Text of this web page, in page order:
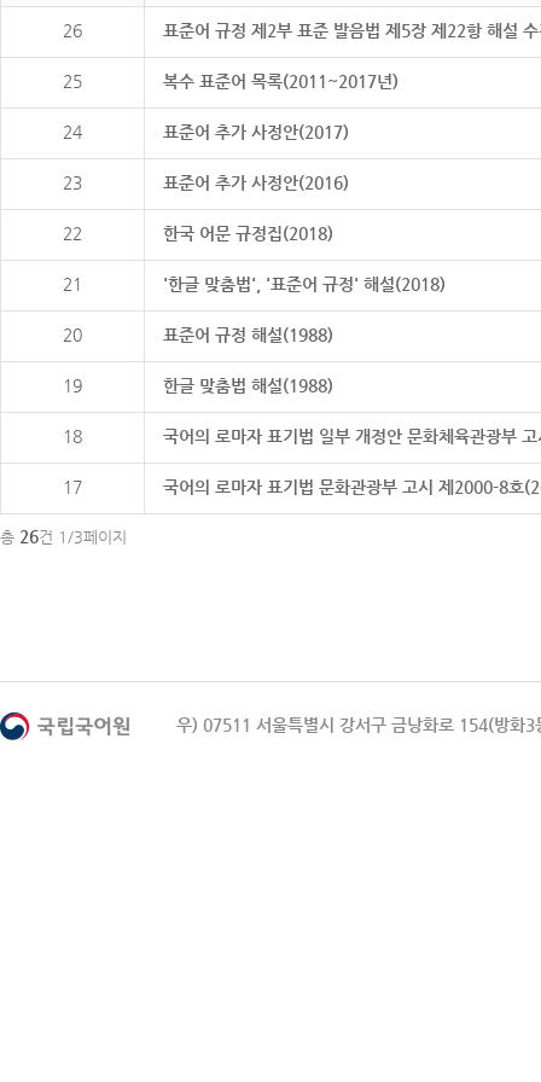
26 표준어 규정 제2부 표준 발음법 제5장 제22항 해설
25 복수 표준어 목록(2011~2017년)
24 표준어 추가 사정안(2017)
23 표준어 추가 사정안(2016)
22 한국 어문 규정집(2018)
21 '한글 맞춤법', '표준어 규정' 해설(2018)
20 표준어 규정 해설(1988)
19 한글 맞춤법 해설(1988)
18 국어의 로마자 표기법 일부 개정안 문화체육관광부
17 국어의 로마자 표기법 문화관광부 고시 제2000-8호
총 26건 1/3페이지
우) 07511 서울특별시 강서구 금낭화로 154(방화3